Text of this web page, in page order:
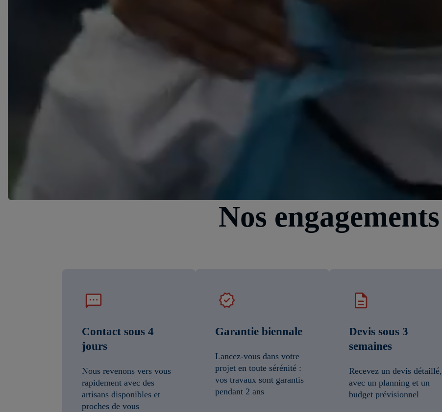
Nos engagements
Contact sous 4
jours
Nous revenons vers vous
rapidement avec des
artisans disponibles et
proches de vous
Garantie biennale
Lancez-vous dans votre
projet en toute sérénité :
vos travaux sont garantis
pendant 2 ans
Devis sous 3
semaines
Recevez un devis détaillé,
avec un planning et un
budget prévisionnel